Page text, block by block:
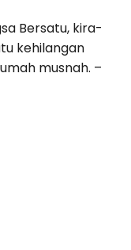
Bersatu, kira-
kehilangan
musnah. –